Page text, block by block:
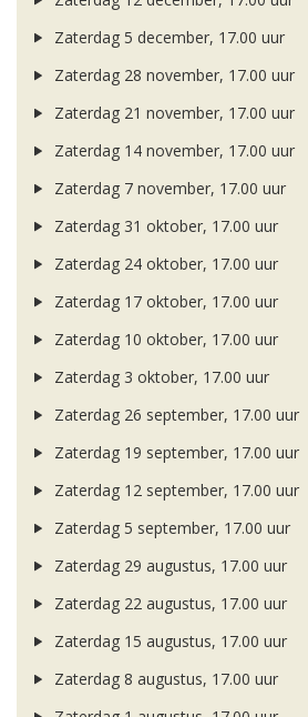
Zaterdag 5 december, 17.00 uur
Zaterdag 28 november, 17.00 uur
Zaterdag 21 november, 17.00 uur
Zaterdag 14 november, 17.00 uur
Zaterdag 7 november, 17.00 uur
Zaterdag 31 oktober, 17.00 uur
Zaterdag 24 oktober, 17.00 uur
Zaterdag 17 oktober, 17.00 uur
Zaterdag 10 oktober, 17.00 uur
Zaterdag 3 oktober, 17.00 uur
Zaterdag 26 september, 17.00 uur
Zaterdag 19 september, 17.00 uur
Zaterdag 12 september, 17.00 uur
Zaterdag 5 september, 17.00 uur
Zaterdag 29 augustus, 17.00 uur
Zaterdag 22 augustus, 17.00 uur
Zaterdag 15 augustus, 17.00 uur
Zaterdag 8 augustus, 17.00 uur